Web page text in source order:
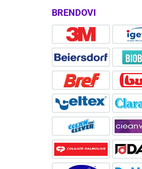
BRENDOVI